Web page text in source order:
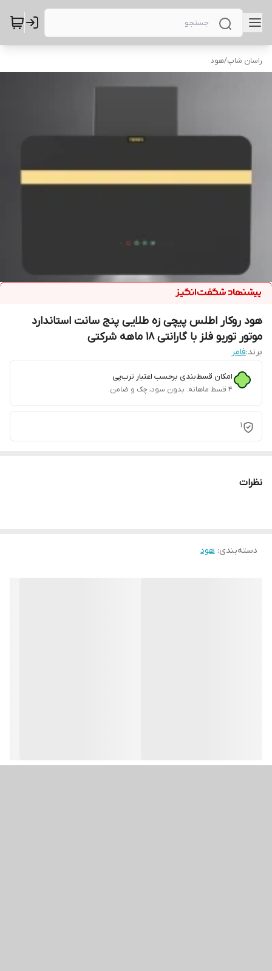
راسان شاپ/هود
هود روکار اطلس پیچی زه طلایی پنج سانت استاندارد
موتور توربو فلز با گارانتی 18 ماهه شرکتی
برند:فامر
امکان قسط‌بندی برحسب اعتبار ترب‌پی
۴ قسط ماهانه. بدون سود، چک و ضامن.
1
نظرات
دسته‌بندی: هود